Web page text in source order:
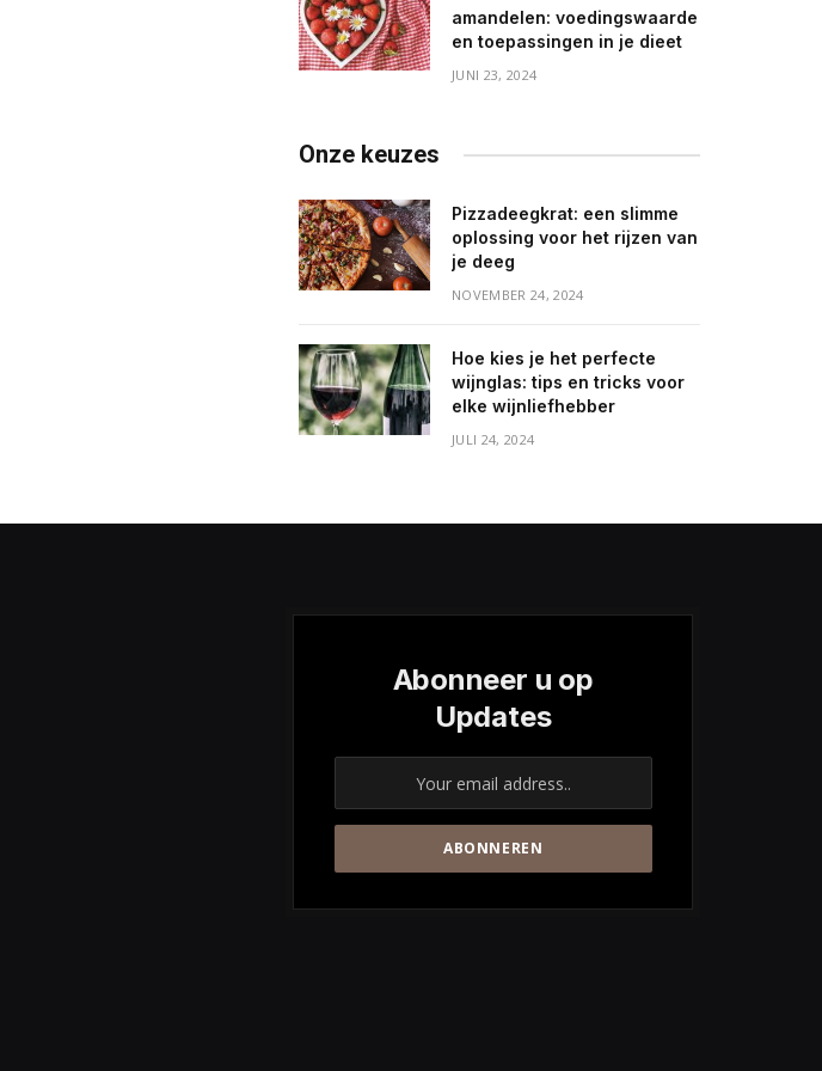
amandelen: voedingswaarde
en toepassingen in je dieet
JUNI 23, 2024
Onze keuzes
Pizzadeegkrat: een slimme
oplossing voor het rijzen van
je deeg
NOVEMBER 24, 2024
Hoe kies je het perfecte
wijnglas: tips en tricks voor
elke wijnliefhebber
JULI 24, 2024
Abonneer u op
Updates